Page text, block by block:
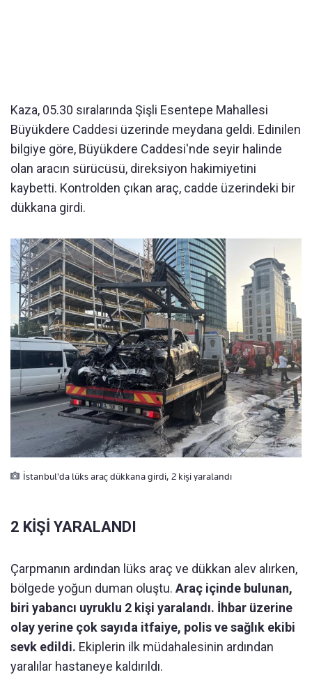
Kaza, 05.30 sıralarında Şişli Esentepe Mahallesi
Büyükdere Caddesi üzerinde meydana geldi. Edinilen
bilgiye göre, Büyükdere Caddesi'nde seyir halinde
olan aracın sürücüsü, direksiyon hakimiyetini
kaybetti. Kontrolden çıkan araç, cadde üzerindeki bir
dükkana girdi.
İstanbul'da lüks araç dükkana girdi, 2 kişi yaralandı
2 KİŞİ YARALANDI
Çarpmanın ardından lüks araç ve dükkan alev alırken,
bölgede yoğun duman oluştu. Araç içinde bulunan,
biri yabancı uyruklu 2 kişi yaralandı. İhbar üzerine
olay yerine çok sayıda itfaiye, polis ve sağlık ekibi
sevk edildi. Ekiplerin ilk müdahalesinin ardından
yaralılar hastaneye kaldırıldı.